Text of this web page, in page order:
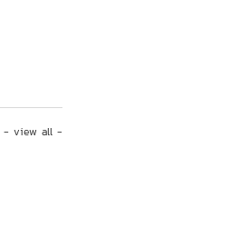
- view all -